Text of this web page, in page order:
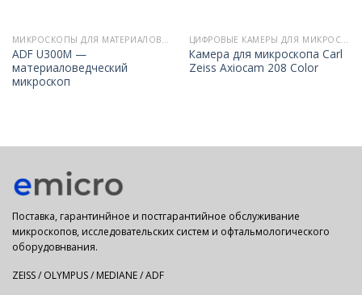
МИКРОСКОПЫ ДЛЯ МАТЕРИАЛОВЕДЕНИЯ
ADF U300M —
материаловедческий
микроскоп
ЦИФРОВЫЕ КАМЕРЫ ДЛЯ МИКРОСКОПОВ
Камера для микроскопа Carl
Zeiss Axiocam 208 Color
Поставка, гарантинйное и постгарантийное обслуживание
микроскопов, исследовательских систем и офтальмологического
оборудовнвания.
ZEISS / OLYMPUS / MEDIANE / ADF